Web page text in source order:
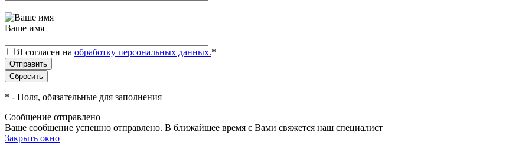
Ваше имя
Я согласен на обработку персональных данных.*
* - Поля, обязательные для заполнения
Сообщение отправлено
Ваше сообщение успешно отправлено. В ближайшее время с Вами свяжется наш специалист
Закрыть окно